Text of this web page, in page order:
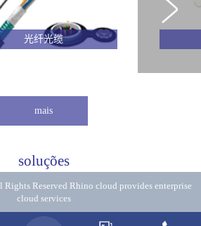
光纤光缆
mais
soluções
Reserved Rhino cloud provides enterprise
cloud services